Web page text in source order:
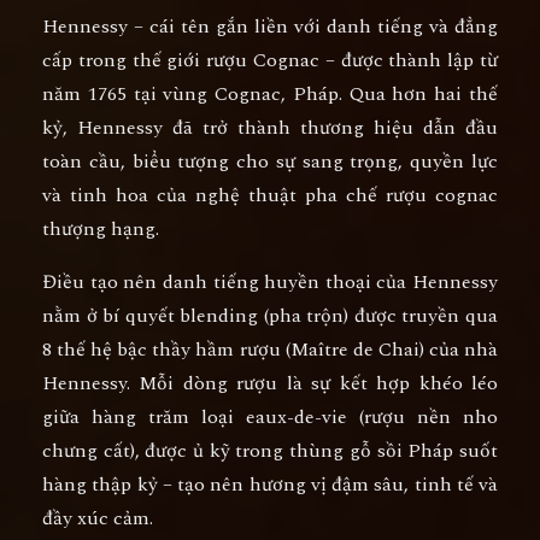
Hennessy – cái tên gắn liền với danh tiếng và đẳng
cấp trong thế giới rượu Cognac – được thành lập từ
năm 1765 tại vùngCognac, Pháp. Qua hơn hai thế
kỷ, Hennessy đã trở thành thương hiệu dẫn đầu
toàn cầu, biểu tượng cho sự sang trọng, quyền lực
và tinh hoa của nghệ thuật pha chế rượu cognac
thượng hạng.
Điều tạo nên danh tiếng huyền thoại của Hennessy
nằm ở bí quyết blending (pha trộn) được truyền qua
8 thế hệ bậc thầy hầm rượu (Maître de Chai) của nhà
Hennessy. Mỗi dòng rượu là sự kết hợp khéo léo
giữa hàng trăm loại eaux-de-vie (rượu nền nho
chưng cất), được ủ kỹ trong thùng gỗ sồi Pháp suốt
hàng thập kỷ – tạo nên hương vị đậm sâu, tinh tế và
đầy xúc cảm.